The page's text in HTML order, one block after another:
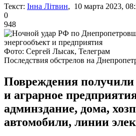
Текст: Інна Літвин, 10 марта 2023,
0
948
Фото: Сергей Лысак, Телеграм
Последствия обстрелов на
Повреждения получили
и аграрное
админздание, дома,
автомобили, линии